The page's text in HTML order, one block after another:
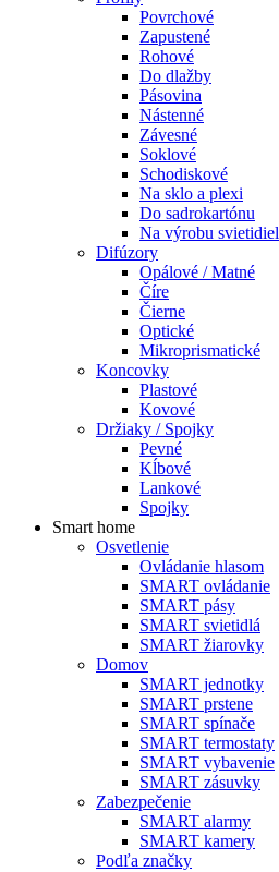
Povrchové
Zapustené
Rohové
Do dlažby
Pásovina
Nástenné
Závesné
Soklové
Schodiskové
Na sklo a plexi
Do sadrokartónu
Na výrobu svietidiel
Difúzory
Opálové / Matné
Číre
Čierne
Optické
Mikroprismatické
Koncovky
Plastové
Kovové
Držiaky / Spojky
Pevné
Kĺbové
Lankové
Spojky
Smart home
Osvetlenie
Ovládanie hlasom
SMART ovládanie
SMART pásy
SMART svietidlá
SMART žiarovky
Domov
SMART jednotky
SMART prstene
SMART spínače
SMART termostaty
SMART vybavenie
SMART zásuvky
Zabezpečenie
SMART alarmy
SMART kamery
Podľa značky